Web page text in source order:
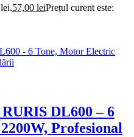
57,00 leiPrețul curent este:
DL600 – 6
Profesional